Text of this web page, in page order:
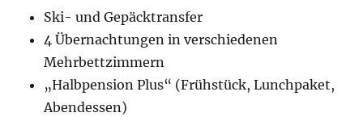
Ski- und Gepäcktransfer
4 Übernachtungen in verschiedenen
Mehrbettzimmern
„Halbpension Plus“ (Frühstück, Lunchpaket,
Abendessen)